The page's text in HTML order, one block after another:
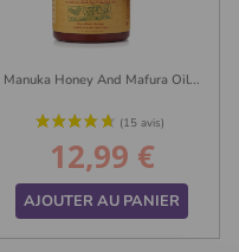
Manuka Honey And Mafura Oil...
Prix
12,99 €
AJOUTER AU PANIER